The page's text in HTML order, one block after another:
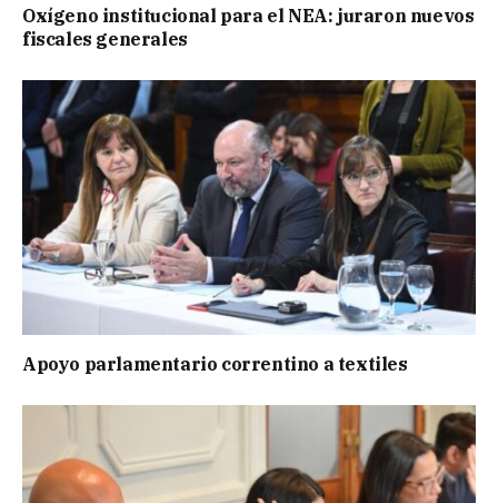
Oxígeno institucional para el NEA: juraron nuevos
fiscales generales
Apoyo parlamentario correntino a textiles